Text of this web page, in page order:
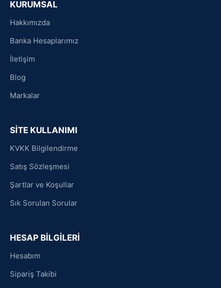
KURUMSAL
Hakkımızda
Banka Hesaplarımız
İletişim
Blog
Markalar
SİTE KULLANIMI
KVKK Bilgilendirme
Satış Sözleşmesi
Şartlar ve Koşullar
Sık Sorulan Sorular
HESAP BİLGİLERİ
Hesabım
Sipariş Takibi